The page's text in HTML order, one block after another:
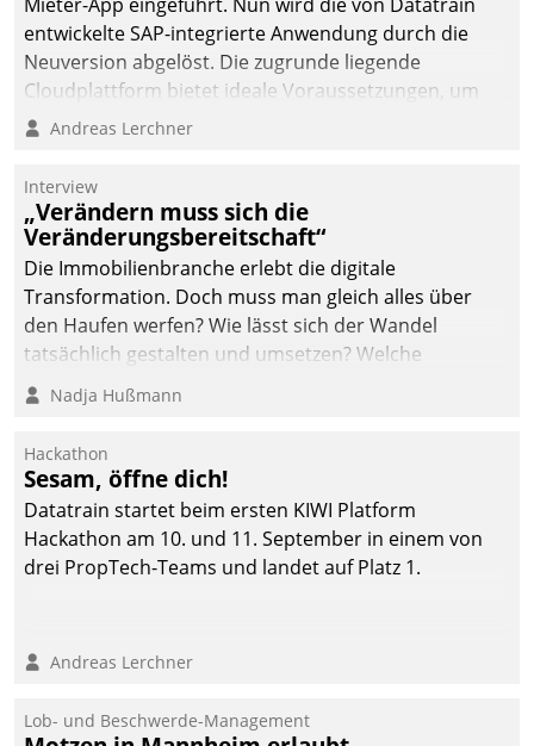
automatisiert, vollständig
und auf Wunsch über
mehrere zuvor
Kommunikationswege bei
entwickelte SAP-integrierte Anwendung durch die
Neuversion abgelöst. Die zugrunde liegende
Cloudplattform bietet ideale Voraussetzungen, um
die Funktionalität der App zu erweitern und weitere
integrieren.
Andreas Lerchner
Interview
„Verändern muss sich die
Veränderungsbereitschaft“
Die Immobilienbranche erlebt die digitale
Transformation. Doch muss man gleich alles über
den Haufen werfen? Wie lässt sich der Wandel
tatsächlich gestalten und umsetzen? Welche
Argumente zählen wirklich?
Nadja Hußmann
Hackathon
Sesam, öffne dich!
Datatrain startet beim ersten KIWI Platform
Hackathon am 10. und 11. September in einem von
drei PropTech-Teams und landet auf Platz 1.
Andreas Lerchner
Lob- und Beschwerde-Management